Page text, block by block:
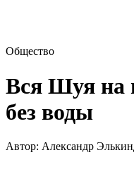
Общество
Вся Шуя на
без воды
Автор: Александр